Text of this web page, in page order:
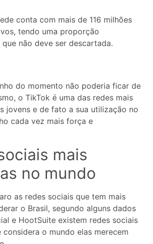
conta com mais de 116 milhões
tendo uma proporção
não deve ser descartada.
do momento não poderia ficar de
o TikTok é uma das redes mais
jovens e de fato a sua utilização no
cada vez mais força e
mais
no mundo
as redes sociais que tem mais
o Brasil, segundo alguns dados
e HootSuite existem redes sociais
considera o mundo elas merecem